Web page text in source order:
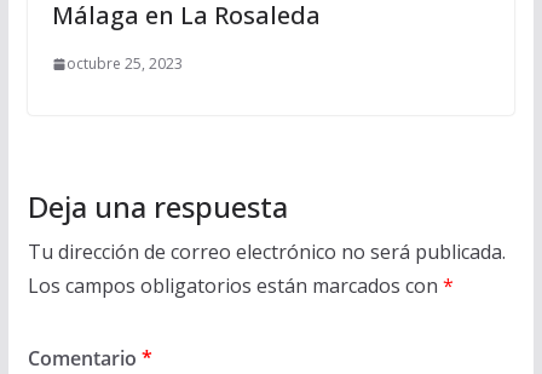
Málaga en La Rosaleda
octubre 25, 2023
Deja una respuesta
Tu dirección de correo electrónico no será publicada.
Los campos obligatorios están marcados con *
Comentario *